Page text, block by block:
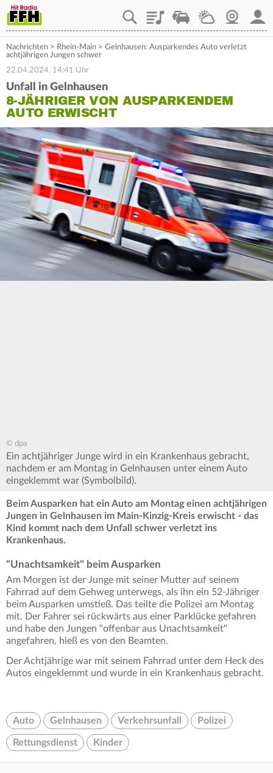
PlaylistStaupilotWetterWebcam
Nachrichten > Rhein-Main > Gelnhausen: Ausparkendes Auto verletzt
achtjährigen Jungen schwer
22.04.2024, 14:41 Uhr
Unfall in Gelnhausen
8-JÄHRIGER VON AUSPARKENDEM
AUTO ERWISCHT
© dpa
Ein achtjähriger Junge wird in ein Krankenhaus gebracht,
nachdem er am Montag in Gelnhausen unter einem Auto
eingeklemmt war (Symbolbild).
Beim Ausparken hat ein Auto am Montag einen achtjährigen
Jungen in Gelnhausen im Main-Kinzig-Kreis erwischt - das
Kind kommt nach dem Unfall schwer verletzt ins
Krankenhaus.
"Unachtsamkeit" beim Ausparken
Am Morgen ist der Junge mit seiner Mutter auf seinem
Fahrrad auf dem Gehweg unterwegs, als ihn ein 52-Jähriger
beim Ausparken umstieß. Das teilte die Polizei am Montag
mit. Der Fahrer sei rückwärts aus einer Parklücke gefahren
und habe den Jungen "offenbar aus Unachtsamkeit"
angefahren, hieß es von den Beamten.
Der Achtjährige war mit seinem Fahrrad unter dem Heck des
Autos eingeklemmt und wurde in ein Krankenhaus gebracht.
Auto Gelnhausen Verkehrsunfall Polizei
Rettungsdienst Kinder